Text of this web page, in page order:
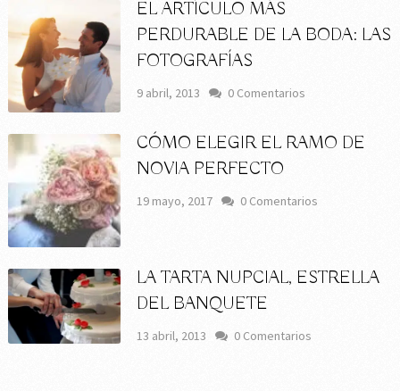
EL ARTÍCULO MÁS
PERDURABLE DE LA BODA: LAS
FOTOGRAFÍAS
9 abril, 2013 0 Comentarios
CÓMO ELEGIR EL RAMO DE
NOVIA PERFECTO
19 mayo, 2017 0 Comentarios
LA TARTA NUPCIAL, ESTRELLA
DEL BANQUETE
13 abril, 2013 0 Comentarios